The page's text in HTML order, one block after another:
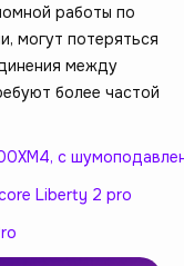
работы по
могут потеряться
между
более частой
с
Liberty 2 pro